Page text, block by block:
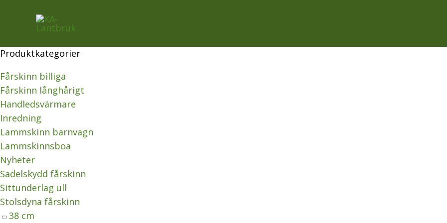
Produktkategorier
Fårskinn billiga
Fårskinn långhårigt
Handledsvärmare
Inredning
Lammskinn barnvagn
Lammskinnsboa
Nyheter
Sadelskydd fårskinn
Sittunderlag ull
Stolsdyna fårskinn
38 cm